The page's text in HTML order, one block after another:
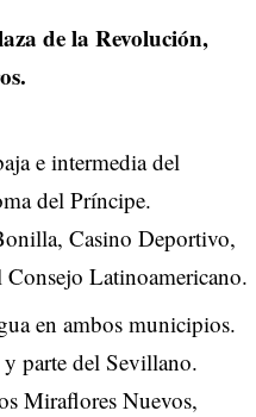
de la Revolución,
e intermedia del
del Príncipe.
Casino Deportivo,
Consejo Latinoamericano.
en ambos municipios.
y parte del Sevillano.
Miraflores Nuevos,